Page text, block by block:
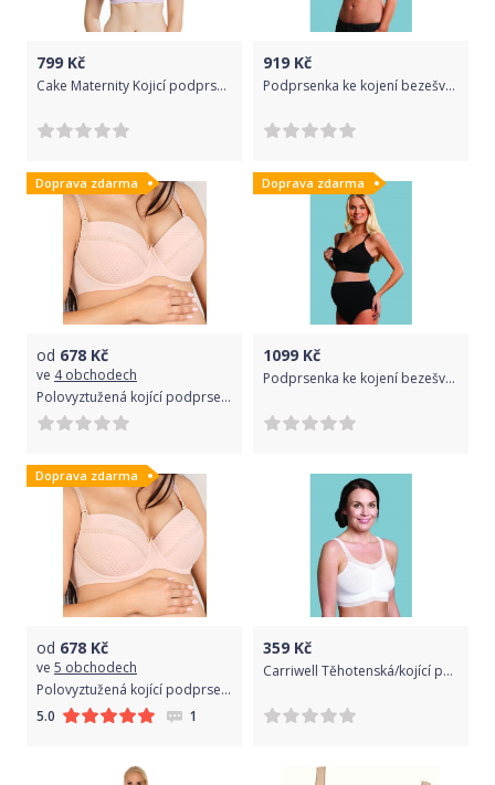
799 Kč
Cake Maternity Kojicí podprsenka Sugar Candy Velikost: S, Barva: růžová
919 Kč
Podprsenka ke kojení bezešvá Push Up Carriwell Černá
Doprava zdarma
od 678 Kč
ve 4 obchodech
Polovyztužená kojící podprsenka New Baby Eva 80C béžová Obvod 80 cm
Doprava zdarma
1099 Kč
Podprsenka ke kojení bezešvá s gelovou kosticí Carriwell Černá M
Doprava zdarma
od 678 Kč
ve 5 obchodech
Polovyztužená kojící podprsenka New Baby Eva 80D béžová Obvod 80 cm
5.0
1
359 Kč
Carriwell Těhotenská/kojící podprsenka Carriwel Bílá XL